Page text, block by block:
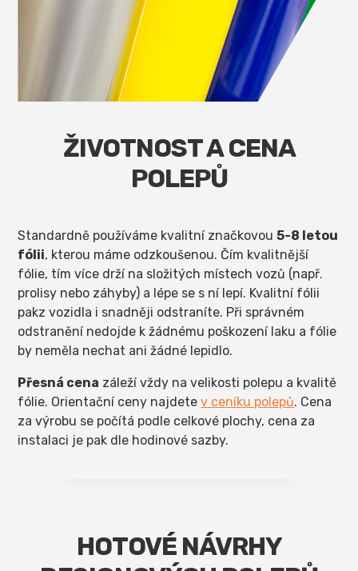
ŽIVOTNOST A CENA
POLEPŮ
Standardně používáme kvalitní značkovou5-8 letou
fólii, kterou máme odzkoušenou. Čím kvalitnější
fólie, tím více drží na složitých místech vozů (např.
prolisy nebo záhyby) a lépe se s ní lepí. Kvalitní fólii
pakz vozidla i snadněji odstraníte. Při správném
odstranění nedojde k žádnému poškození laku a fólie
by neměla nechat ani žádné lepidlo.
Přesná cena záleží vždy na velikosti polepu a kvalitě
fólie. Orientační ceny najdetev ceníku polepů. Cena
za výrobu se počítá podle celkové plochy, cena za
instalaci je pak dle hodinové sazby.
HOTOVÉ NÁVRHY